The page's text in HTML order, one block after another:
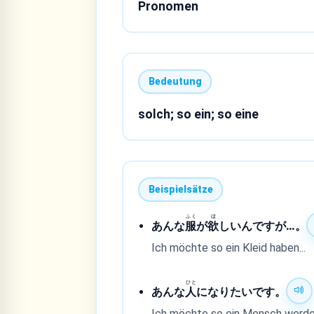
Pronomen
Bedeutung
solch; so ein; so eine
Beispielsätze
あんな服
ふく
が欲
ほ
しいんですが…。
Ich möchte so ein Kleid haben...
あんな人
ひと
になりたいです。